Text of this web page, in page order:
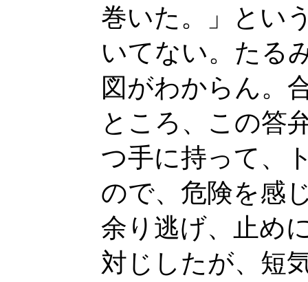
巻いた。」とい
いてない。たる
図がわからん。
ところ、この答
つ手に持って、
ので、危険を感
余り逃げ、止め
対じしたが、短